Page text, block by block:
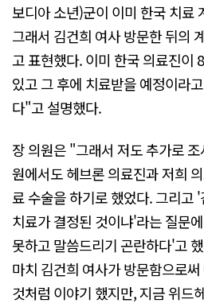
보디아 소년)군이 이미 한국 치료
그래서 김건희 여사 방문한 뒤의
고 표현했다. 이미 한국 의료진이
있고 그 후에 치료받을 예정이라
다"고 설명했다.
장 의원은 "그래서 저도 추가로
원에서도 헤브론 의료진과 저희
료 수술을 하기로 했었다. 그리고
치료가 결정된 것이냐'라는 질문
못하고 말씀드리기 곤란하다'고
마치 김건희 여사가 방문함으로
것처럼 이야기 했지만, 지금 위드